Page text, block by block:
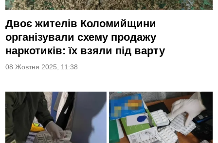
Двоє жителів Коломийщини
організували схему продажу
наркотиків: їх взяли під варту
08 Жовтня 2025, 11:38